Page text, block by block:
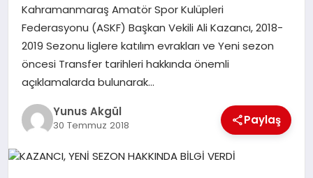
TÜRKOĞLU
PAZARCIK
Kahramanmaraş Amatör Spor Kulüpleri
Federasyonu (ASKF) Başkan Vekili Ali Kazancı, 2018-
2019 Sezonu liglere katılım evrakları ve Yeni sezon
öncesi Transfer tarihleri hakkında önemli
açıklamalarda bulunarak…
Yunus Akgül
30 Temmuz 2018 Paylaş